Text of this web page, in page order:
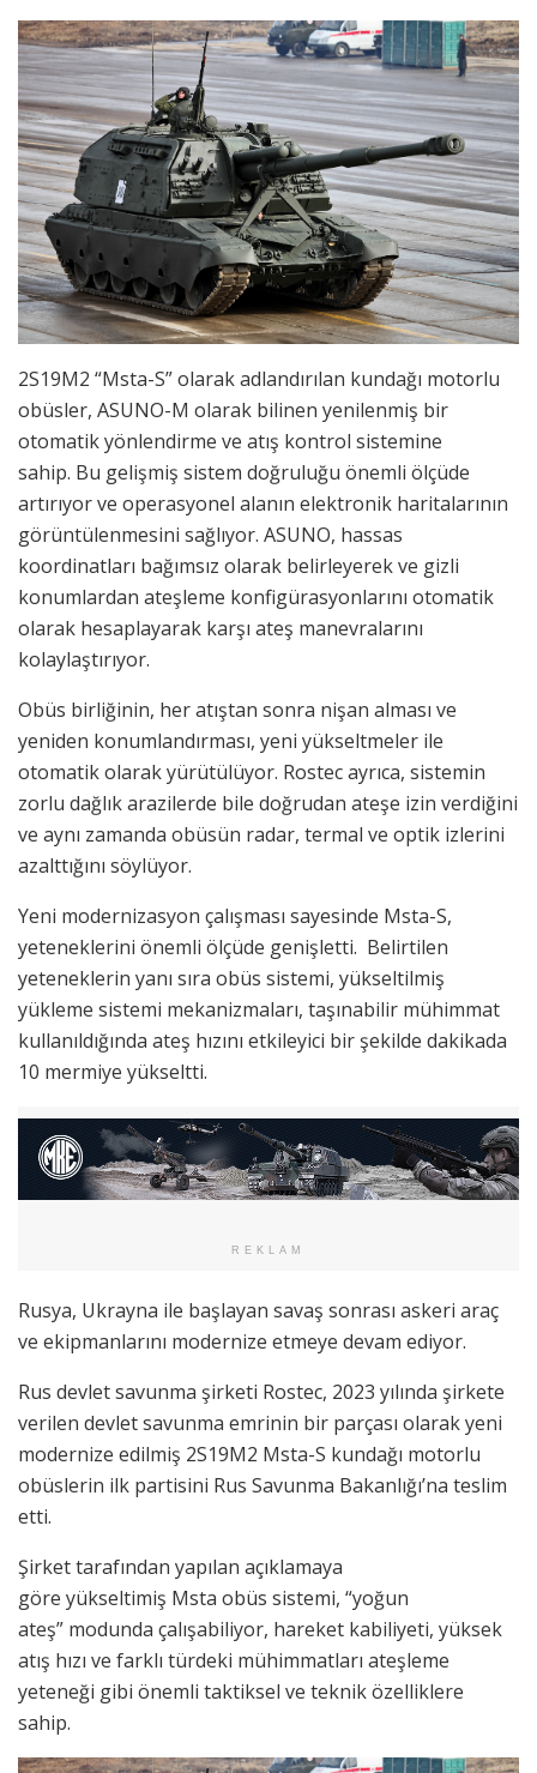
2S19M2 “Msta-S” olarak adlandırılan kundağı motorlu
obüsler, ASUNO-M olarak bilinen yenilenmiş bir
otomatik yönlendirme ve atış kontrol sistemine
sahip. Bu gelişmiş sistem doğruluğu önemli ölçüde
artırıyor ve operasyonel alanın elektronik haritalarının
görüntülenmesini sağlıyor. ASUNO, hassas
koordinatları bağımsız olarak belirleyerek ve gizli
konumlardan ateşleme konfigürasyonlarını otomatik
olarak hesaplayarak karşı ateş manevralarını
kolaylaştırıyor.
Obüs birliğinin, her atıştan sonra nişan alması ve
yeniden konumlandırması, yeni yükseltmeler ile
otomatik olarak yürütülüyor. Rostec ayrıca, sistemin
zorlu dağlık arazilerde bile doğrudan ateşe izin verdiğini
ve aynı zamanda obüsün radar, termal ve optik izlerini
azalttığını söylüyor.
Yeni modernizasyon çalışması sayesinde Msta-S,
yeteneklerini önemli ölçüde genişletti. Belirtilen
yeteneklerin yanı sıra obüs sistemi, yükseltilmiş
yükleme sistemi mekanizmaları, taşınabilir mühimmat
kullanıldığında ateş hızını etkileyici bir şekilde dakikada
10 mermiye yükseltti.
REKLAM
Rusya, Ukrayna ile başlayan savaş sonrası askeri araç
ve ekipmanlarını modernize etmeye devam ediyor.
Rus devlet savunma şirketi Rostec, 2023 yılında şirkete
verilen devlet savunma emrinin bir parçası olarak yeni
modernize edilmiş 2S19M2 Msta-S kundağı motorlu
obüslerin ilk partisini Rus Savunma Bakanlığı’na teslim
etti.
Şirket tarafından yapılan açıklamaya
göre yükseltimiş Msta obüs sistemi, “yoğun
ateş” modunda çalışabiliyor, hareket kabiliyeti, yüksek
atış hızı ve farklı türdeki mühimmatları ateşleme
yeteneği gibi önemli taktiksel ve teknik özelliklere
sahip.